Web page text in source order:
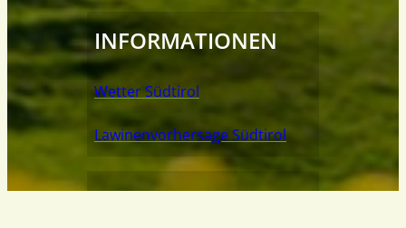
INFORMATIONEN
Wetter Südtirol
Lawinenvorhersage Südtirol
NOTRUFNUMMER